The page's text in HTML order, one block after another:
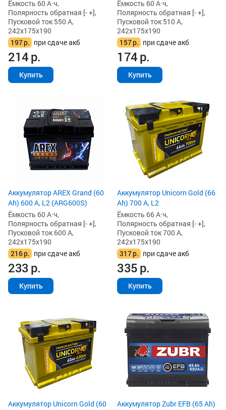
Ёмкость 60 А·ч,
Полярность обратная [- +],
Пусковой ток 550 А,
242x175x190
197р. при сдаче акб
214р.
Купить
Ёмкость 60 А·ч,
Полярность обратная [- +],
Пусковой ток 510 А,
242x175x190
157р. при сдаче акб
174р.
Купить
Аккумулятор AREX Grand (60
Ah) 600 А, L2 (ARG600S)
Ёмкость 60 А·ч,
Полярность обратная [- +],
Пусковой ток 600 А,
242x175x190
216р. при сдаче акб
233р.
Купить
Аккумулятор Unicorn Gold (66
Ah) 700 А, L2
Ёмкость 66 А·ч,
Полярность обратная [- +],
Пусковой ток 700 А,
242x175x190
317р. при сдаче акб
335р.
Купить
Аккумулятор Unicorn Gold (60
Аккумулятор Zubr EFB (65 Ah)